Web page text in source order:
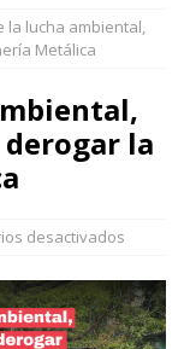
la lucha ambiental,
Metálica
la
desactivados